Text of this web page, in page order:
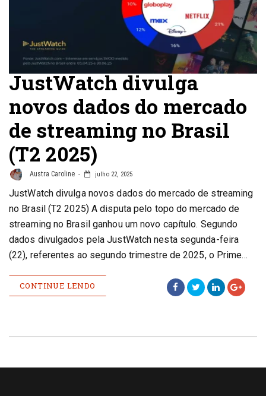
JustWatch divulga
novos dados do mercado
de streaming no Brasil
(T2 2025)
Austra Caroline julho 22, 2025
JustWatch divulga novos dados do mercado de streaming
no Brasil (T2 2025) A disputa pelo topo do mercado de
streaming no Brasil ganhou um novo capítulo. Segundo
dados divulgados pela JustWatch nesta segunda-feira
(22), referentes ao segundo trimestre de 2025, o Prime…
CONTINUE LENDO